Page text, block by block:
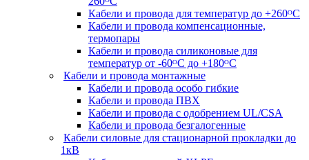
Кабели и провода для температур до +260ᴼС
Кабели и провода компенсационные,
термопары
Кабели и провода силиконовые для
температур от -60ᴼC до +180ᴼС
Кабели и провода монтажные
Кабели и провода особо гибкие
Кабели и провода ПВХ
Кабели и провода с одобрением UL/CSA
Кабели и провода безгалогенные
Кабели силовые для стационарной прокладки до
1кВ